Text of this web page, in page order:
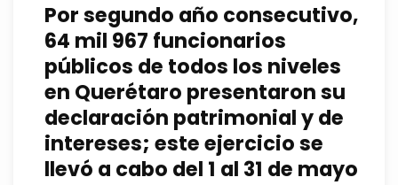
Por segundo año consecutivo,
64 mil 967 funcionarios
públicos de todos los niveles
en Querétaro presentaron su
declaración patrimonial y de
intereses; este ejercicio se
llevó a cabo del 1 al 31 de mayo